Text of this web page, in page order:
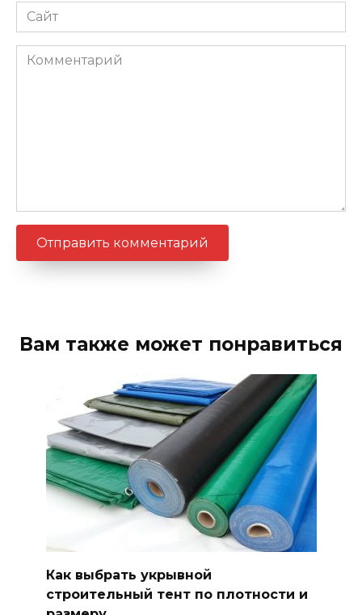
Сайт
Комментарий
Вам также может понравиться
Как выбрать укрывной
строительный тент по плотности и